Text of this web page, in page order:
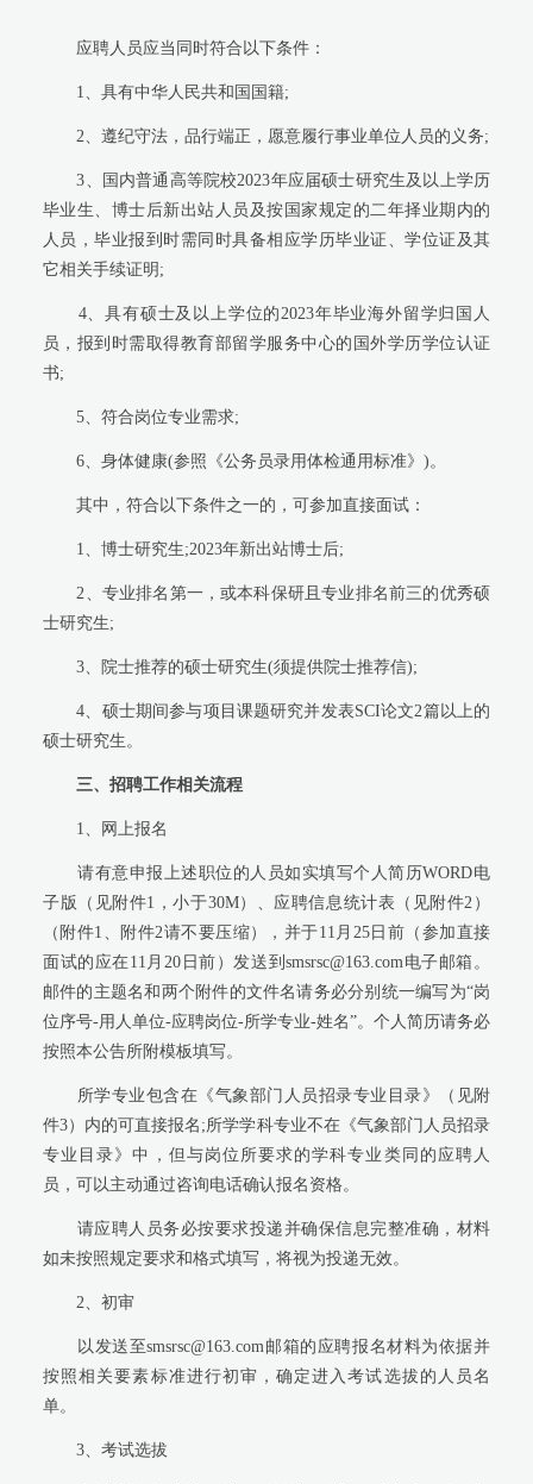
应聘人员应当同时符合以下条件：
1、具有中华人民共和国国籍;
2、遵纪守法，品行端正，愿意履行事业单位人员的义务;
3、国内普通高等院校2023年应届硕士研究生及以上学历
毕业生、博士后新出站人员及按国家规定的二年择业期内的
人员，毕业报到时需同时具备相应学历毕业证、学位证及其
它相关手续证明;
4、具有硕士及以上学位的2023年毕业海外留学归国人
员，报到时需取得教育部留学服务中心的国外学历学位认证
书;
5、符合岗位专业需求;
6、身体健康(参照《公务员录用体检通用标准》)。
其中，符合以下条件之一的，可参加直接面试：
1、博士研究生;2023年新出站博士后;
2、专业排名第一，或本科保研且专业排名前三的优秀硕
士研究生;
3、院士推荐的硕士研究生(须提供院士推荐信);
4、硕士期间参与项目课题研究并发表SCI论文2篇以上的
硕士研究生。
三、招聘工作相关流程
1、网上报名
请有意申报上述职位的人员如实填写个人简历WORD电
子版（见附件1，小于30M）、应聘信息统计表（见附件2）
（附件1、附件2请不要压缩），并于11月25日前（参加直接
面试的应在11月20日前）发送到smsrsc@163.com电子邮箱。
邮件的主题名和两个附件的文件名请务必分别统一编写为“岗
位序号-用人单位-应聘岗位-所学专业-姓名”。个人简历请务必
按照本公告所附模板填写。
所学专业包含在《气象部门人员招录专业目录》（见附
件3）内的可直接报名;所学学科专业不在《气象部门人员招录
专业目录》中，但与岗位所要求的学科专业类同的应聘人
员，可以主动通过咨询电话确认报名资格。
请应聘人员务必按要求投递并确保信息完整准确，材料
如未按照规定要求和格式填写，将视为投递无效。
2、初审
以发送至smsrsc@163.com邮箱的应聘报名材料为依据并
按照相关要素标准进行初审，确定进入考试选拔的人员名
单。
3、考试选拔